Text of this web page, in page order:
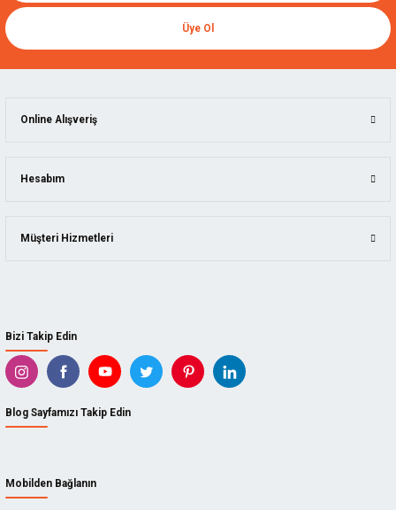
Üye Ol
Bizi Takip Edin
Blog Sayfamızı Takip Edin
Mobilden Bağlanın
Online Alışveriş
Hesabım
Müşteri Hizmetleri